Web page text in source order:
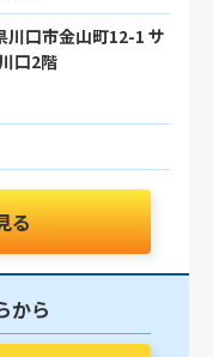
川口市金山町12-1 サ
口2階
る
から